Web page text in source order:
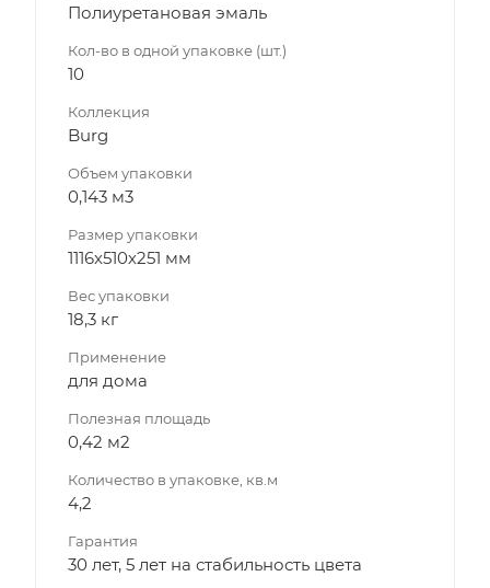
Полиуретановая эмаль
Кол-во в одной упаковке (шт.)
10
Коллекция
Burg
Объем упаковки
0,143 м3
Размер упаковки
1116х510х251 мм
Вес упаковки
18,3 кг
Применение
для дома
Полезная площадь
0,42 м2
Количество в упаковке, кв.м
4,2
Гарантия
30 лет, 5 лет на стабильность цвета